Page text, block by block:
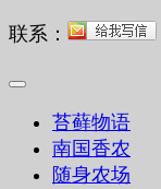
联系：
苔藓物语
南国香农
随身农场